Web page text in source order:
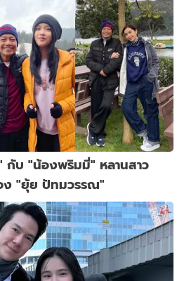
กับ "น้องพริมมี่" หลานสาว
ง "ยุ้ย ปัทมวรรณ"